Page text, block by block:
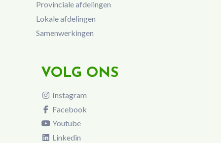
Provinciale afdelingen
Lokale afdelingen
Samenwerkingen
VOLG ONS
Instagram
Facebook
Youtube
Linkedin